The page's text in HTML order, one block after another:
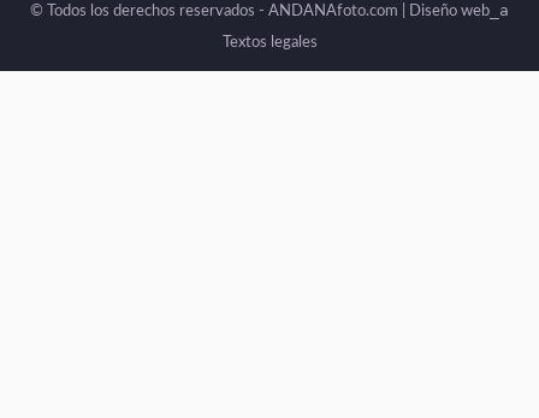
© Todos los derechos reservados - ANDANAfoto.com | Diseño web _a
Textos legales